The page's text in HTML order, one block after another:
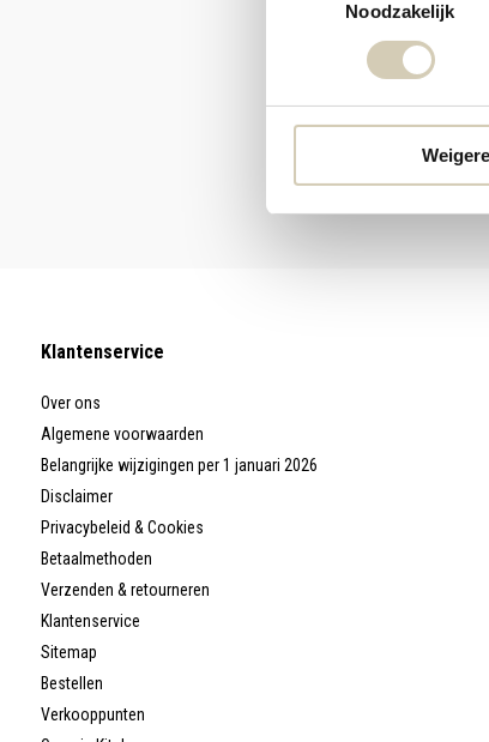
Noodzakelijk
Klantenservice
Over ons
Algemene voorwaarden
Belangrijke wijzigingen per 1 januari 2026
Disclaimer
Privacybeleid & Cookies
Betaalmethoden
Verzenden & retourneren
Klantenservice
Sitemap
Bestellen
Verkooppunten